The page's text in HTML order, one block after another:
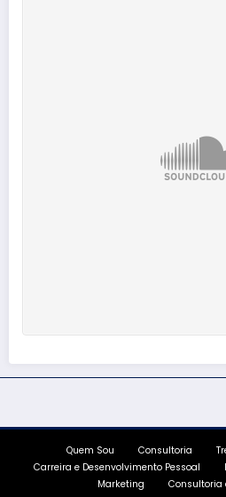
Quem Sou Consultoria
Carreira e Desenvolvimento Pessoal
Marketing
Consultoria